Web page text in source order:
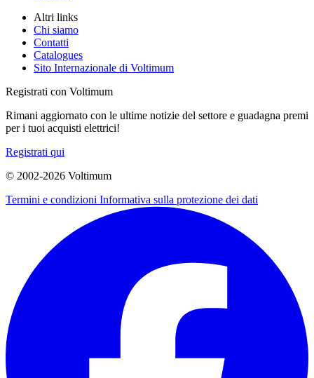
Altri links
Chi siamo
Contatti
Catalogues
Sito Internazionale di Voltimum
Registrati con Voltimum
Rimani aggiornato con le ultime notizie del settore e guadagna premi
per i tuoi acquisti elettrici!
Registrati qui
© 2002-2026 Voltimum
Termini e condizioni Informativa sulla protezione dei dati